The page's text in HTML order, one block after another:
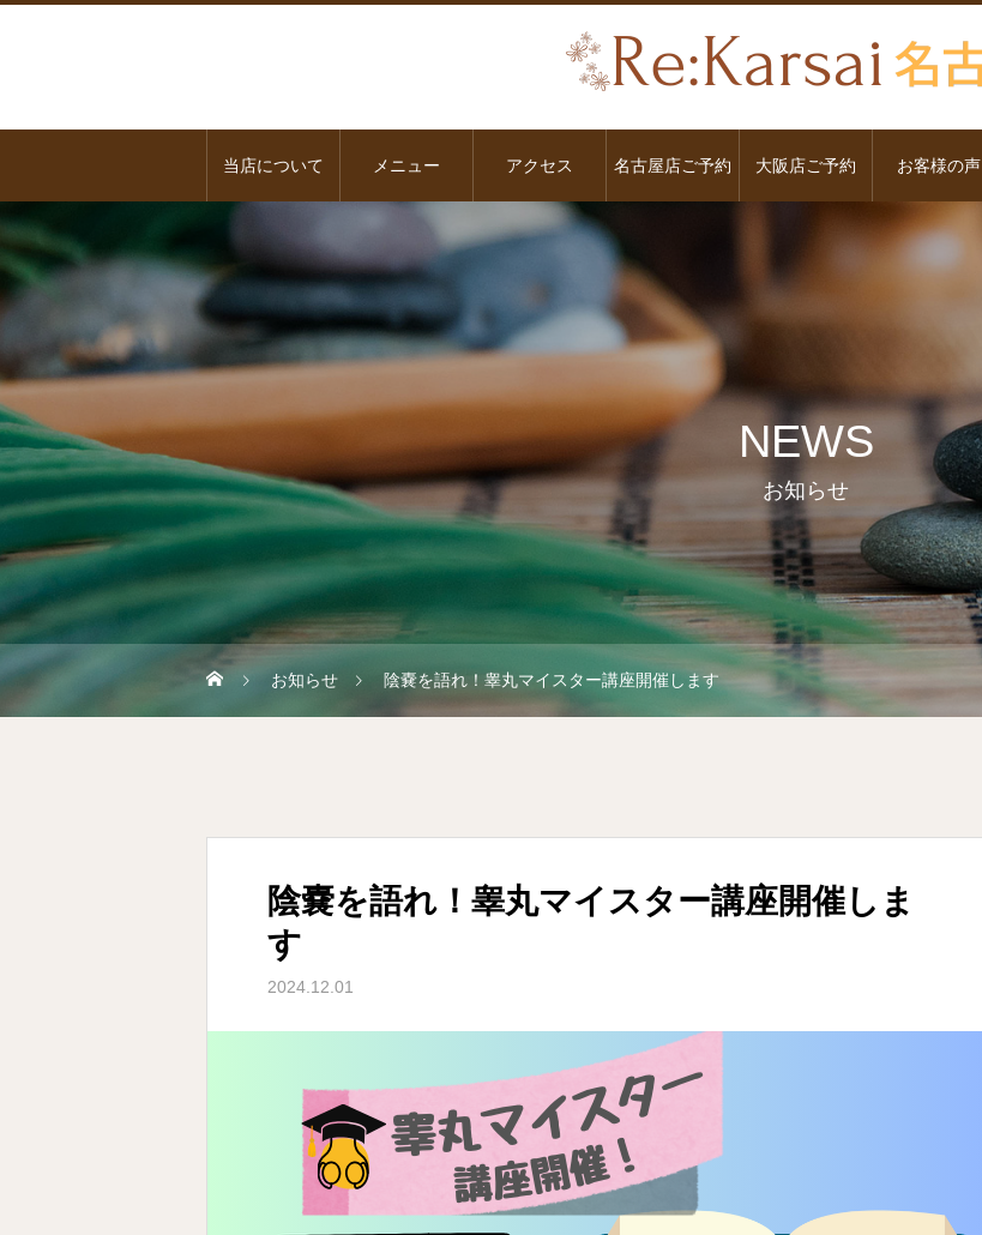
当店について メニュー アクセス 名古屋店ご予約 大阪店ご予約 お客様の声
NEWS
お知らせ
お知らせ 陰嚢を語れ！睾丸マイスター講座開催します
陰嚢を語れ！睾丸マイスター講座開催しま
す
2024.12.01